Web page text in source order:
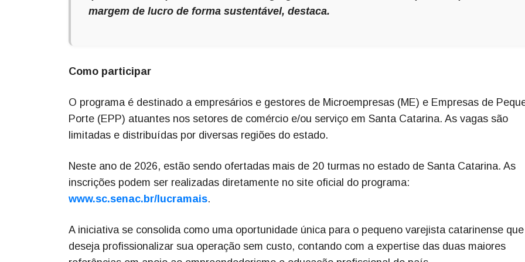
margem de lucro de forma sustentável, destaca.
Como participar
O programa é destinado a empresários e gestores de Microempresas (ME) e Empresas de
Porte (EPP) atuantes nos setores de comércio e/ou serviço em Santa Catarina. As vagas são
limitadas e distribuídas por diversas regiões do estado.
Neste ano de 2026, estão sendo ofertadas mais de 20 turmas no estado de Santa Catarina. As
inscrições podem ser realizadas diretamente no site oficial do programa:
www.sc.senac.br/lucramais.
A iniciativa se consolida como uma oportunidade única para o pequeno varejista catarinense que
deseja profissionalizar sua operação sem custo, contando com a expertise das duas maiores